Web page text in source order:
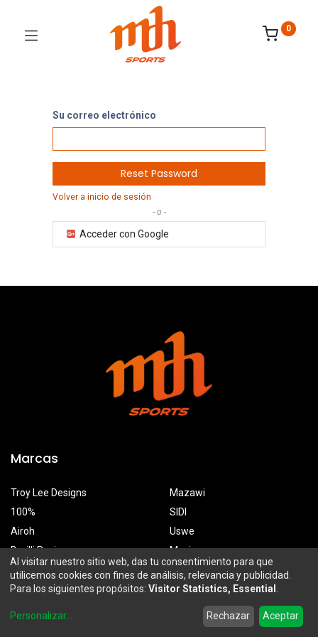
Wishlist Account
0
Su correo electrónico
Reset Password
Volver a inicio de sesión
- o -
Acceder con Google
Marcas
Troy Lee Designs
100%
Airoh
Borilli Racing
Mazawi
SIDI
Uswe
Maxima
MDH Sports
Prolongación Mariano Otero 2929-A, Santa Ana Tepetitlán
Al visitar nuestro sitio web, das tu consentimiento para que
utilicemos cookies con fines de análisis, relevancia y publicidad.
Para los siguientes propósitos: Visitor Statistics, Essential
Personalizar... Rechazar Aceptar